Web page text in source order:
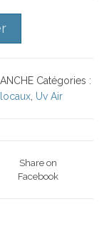
Uv et Ozone
Catégories :
Uv Air
Share on
Facebook